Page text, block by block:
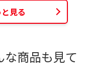
見る
な商品も見て